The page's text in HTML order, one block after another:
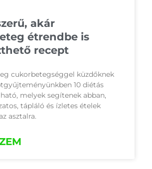
akár
étrendbe is
recept
cukorbetegséggel küzdőknek
10 diétás
melyek segítenek abban,
tápláló és ízletes ételek
asztalra.